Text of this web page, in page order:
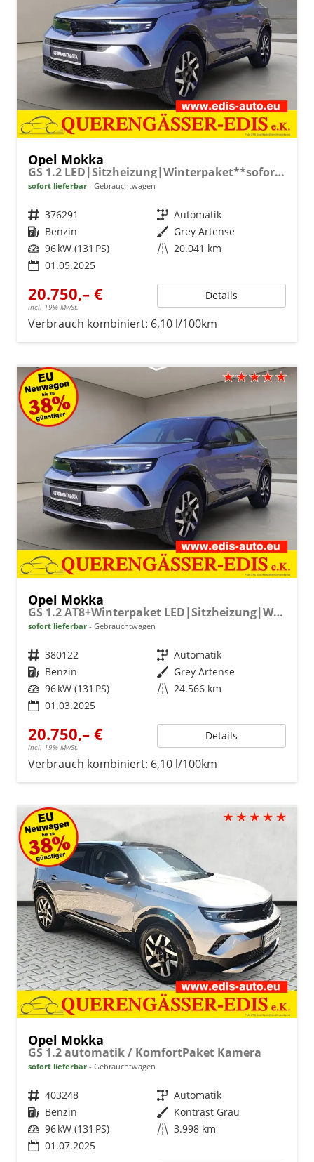
Opel Mokka
GS 1.2 LED|Sitzheizung|Winterpaket**sofort verfügbar**
sofort lieferbar Gebrauchtwagen
Fahrzeugnr. 376291 Getriebe Automatik
Kraftstoff Benzin Außenfarbe Grey Artense
Leistung 96 kW (131 PS) Kilometerstand 20.041 km
01.05.2025
20.750,– €
incl. 19% MwSt.
Details
Verbrauch kombiniert: 6,10 l/100km
Opel Mokka
GS 1.2 AT8+Winterpaket LED|Sitzheizung|Winterpaket**sofort verfügbar**
sofort lieferbar Gebrauchtwagen
Fahrzeugnr. 380122 Getriebe Automatik
Kraftstoff Benzin Außenfarbe Grey Artense
Leistung 96 kW (131 PS) Kilometerstand 24.566 km
01.03.2025
20.750,– €
incl. 19% MwSt.
Details
Verbrauch kombiniert: 6,10 l/100km
Opel Mokka
GS 1.2 automatik / KomfortPaket Kamera
sofort lieferbar Gebrauchtwagen
Fahrzeugnr. 403248 Getriebe Automatik
Kraftstoff Benzin Außenfarbe Kontrast Grau
Leistung 96 kW (131 PS) Kilometerstand 3.998 km
01.07.2025